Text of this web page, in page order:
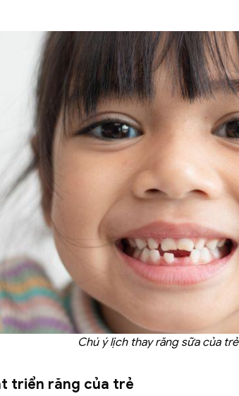
Chú ý lịch thay răng sữa của trẻ
triển răng của trẻ